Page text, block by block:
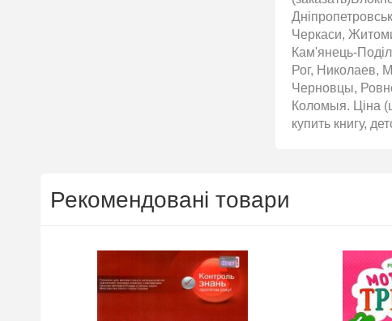
Черкаси,
Кам'янець-
Рог, Николаев,
Черновцы,
Коломыя. Ціна
купить книгу,
Рекомендовані товари